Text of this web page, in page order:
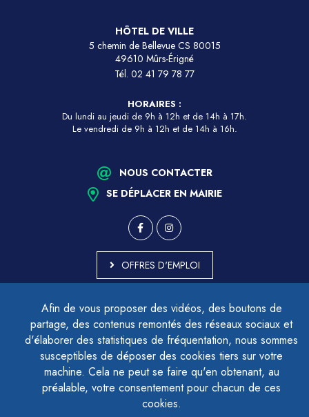
Afin de vous proposer des vidéos, des boutons de
partage, des contenus remontés des réseaux sociaux et
d'élaborer des statistiques de fréquentation, nous sommes
susceptibles de déposer des cookies tiers sur votre
machine. Cela ne peut se faire qu'en obtenant, au
préalable, votre consentement pour chacun de ces
cookies.
HÔTEL DE VILLE
5 chemin de Bellevue CS 80015
49610 Mûrs-Érigné
Tél. 02 41 79 78 77
HORAIRES :
Du lundi au jeudi de 9h à 12h et de 14h à 17h.
Le vendredi de 9h à 12h et de 14h à 16h.
NOUS CONTACTER
SE DÉPLACER EN MAIRIE
OFFRES D'EMPLOI
ACCESSIBILITÉ - PARTIELLEMENT CONFORME
PLAN DU SITE
MENTIONS LÉGALES
CONTACTER LE DÉLÉGUÉ À LA PROTECTION DES DONNÉES
GESTION DES COOKIES